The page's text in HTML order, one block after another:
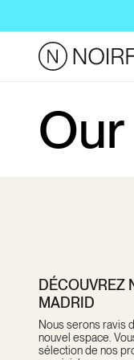
content
DÉCOUVREZ
MADRID
Nous serons ravis
nouvel espace.
sélection de nos